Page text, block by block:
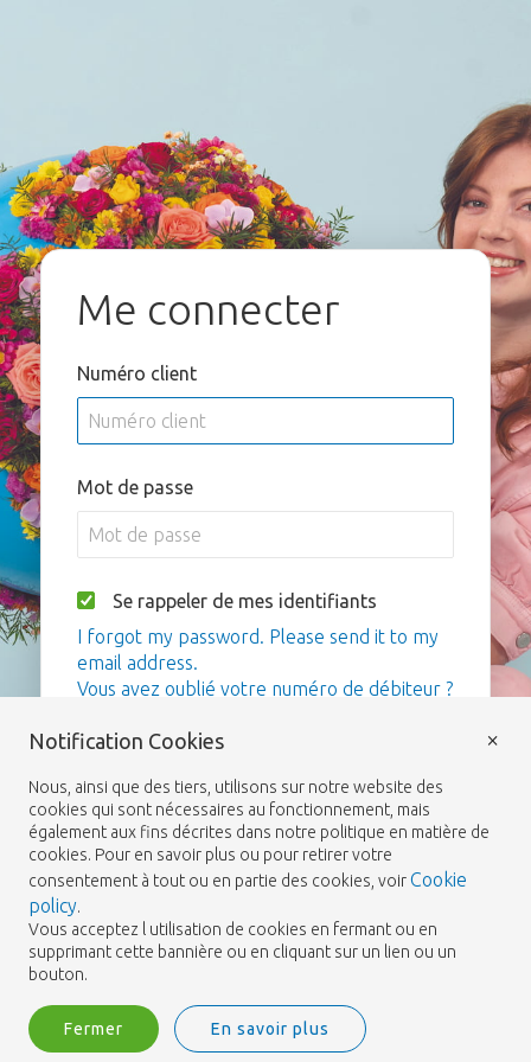
Me connecter
Numéro client
Mot de passe
Se rappeler de mes identifiants
I forgot my password. Please send it to my
email address.
Vous avez oublié votre numéro de débiteur ?
Notification Cookies
Nous, ainsi que des tiers, utilisons sur notre website des
cookies qui sont nécessaires au fonctionnement, mais
également aux fins décrites dans notre politique en matière de
cookies. Pour en savoir plus ou pour retirer votre
consentement à tout ou en partie des cookies, voirCookie
policy.
Vous acceptez l utilisation de cookies en fermant ou en
supprimant cette bannière ou en cliquant sur un lien ou un
bouton.
Fermer En savoir plus
×